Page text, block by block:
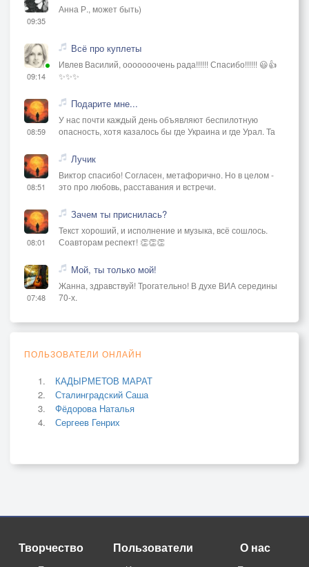
09:35
Анна Р., может быть)
09:14
Всё про куплеты
Ивлев Василий, ооооооочень рада!!!!!! Спасибо!!!!!! 😃👍
✨✨✨
08:59
Подарите мне...
У нас почти каждый день объявляют беспилотную
опасность, хотя казалось бы где Украина и где Урал. Та
08:51
Лучик
Виктор спасибо! Согласен, метафорично. Но в целом -
это про любовь, расставания и встречи.
08:01
Зачем ты приснилась?
Текст хороший, и исполнение и музыка, всё сошлось.
Соавторам респект! 👏👏👏
07:48
Мой, ты только мой!
Жанна, здравствуй! Трогательно! В духе ВИА середины
70-х.
ПОЛЬЗОВАТЕЛИ ОНЛАЙН
КАДЫРМЕТОВ МАРАТ
Сталинградский Саша
Фёдорова Наталья
Сергеев Генрих
Творчество Пользователи О нас